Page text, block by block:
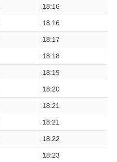
18:16
18:16
18:17
18:18
18:19
18:20
18:21
18:21
18:22
18:23